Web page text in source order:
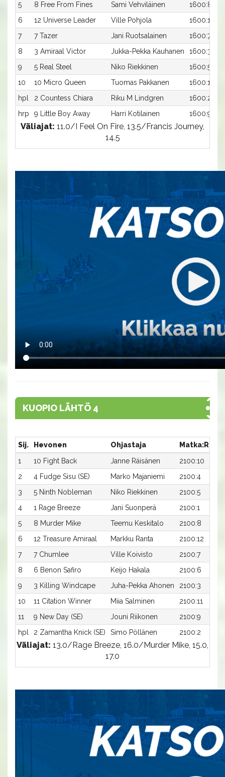
5
8 Free From Fines Sami Vehviläinen
1600:8
6
12 Universe Leader Ville Pohjola
1600:12
7
7 Tazer Jani Ruotsalainen
1600:7
8
3 Amiraal Victor Jukka-Pekka Kauhanen
1600:3
9
5 Real Steel Niko Riekkinen
1600:5
10
10 Micro Queen Tuomas Pakkanen
1600:10
hpl
2 Countess Chiara Riku M Lindgren
1600:2
hrp
9 Little Boy Away Harri Kotilainen 1600:9
Väliajat: 11.0/I Feel On Fire, 13.5/Francis Journey,
14.5
KUOPIO LÄHTÖ 4
Sij. Hevonen Ohjastaja
Matka:Rata
1
10 Fight Back Janne Räisänen
2100:10
2
4 Fudge Sisu (SE) Marko Majaniemi
2100:4
3
5 Ninth Nobleman Niko Riekkinen
2100:5
4
1 Rage Breeze Jani Suonperä
2100:1
5
8 Murder Mike Teemu Keskitalo
2100:8
6
12 Treasure Amiraal Markku Ranta
2100:12
7
7 Chumlee Ville Koivisto
2100:7
8
6 Benon Safiro Keijo Hakala
2100:6
9
3 Killing Windcape Juha-Pekka Ahonen
2100:3
10
11 Citation Winner Miia Salminen
2100:11
11
9 New Day (SE) Jouni Riikonen
2100:9
hpl
2 Zamantha Knick (SE) Simo Pöllänen 2100:2
Väliajat: 13.0/Rage Breeze, 16.0/Murder Mike, 15.0,
17.0